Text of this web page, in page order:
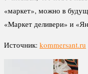
«маркет», можно в
«Маркет деливери» и
Источник: kommersant.ru